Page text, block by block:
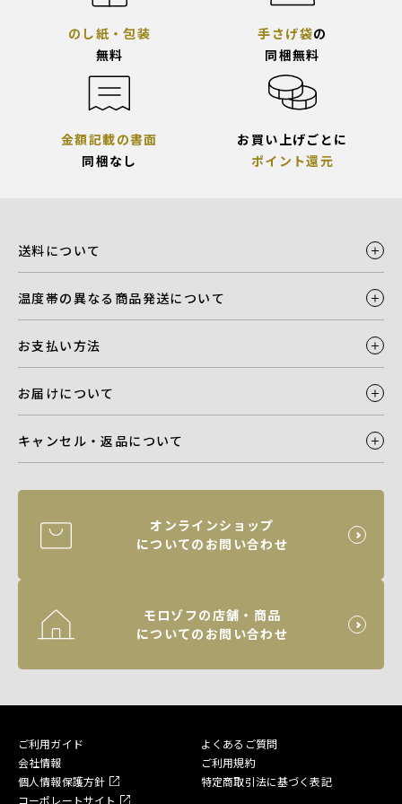
のし紙・包装
無料
手さげ袋の
同梱無料
金額記載の書面
同梱なし
お買い上げごとに
ポイント還元
送料について
温度帯の異なる商品発送について
お支払い方法
お届けについて
キャンセル・返品について
オンラインショップ
についてのお問い合わせ
モロゾフの店舗・商品
についてのお問い合わせ
ご利用ガイド
よくあるご質問
会社情報
ご利用規約
個人情報保護方針
特定商取引法に基づく表記
コーポレートサイト